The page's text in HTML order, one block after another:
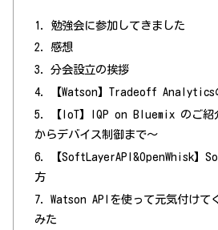
勉強会に参加してきました
感想
分会設立の挨拶
【Watson】Tradeoff Analytics
【IoT】IQP on Bluemix のご紹
からデバイス制御まで〜
【SoftLayerAPI&OpenWhisk】
方
Watson APIを使って元気付けて
みた